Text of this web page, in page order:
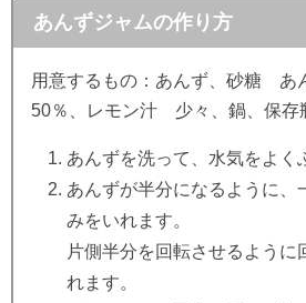
あんずジャムの作り方
用意するもの：あんず、砂糖 あ
50％、レモン汁 少々、鍋、保存
あんずを洗って、水気をよく
あんずが半分になるように、
みをいれます。
片側半分を回転させるように
れます。